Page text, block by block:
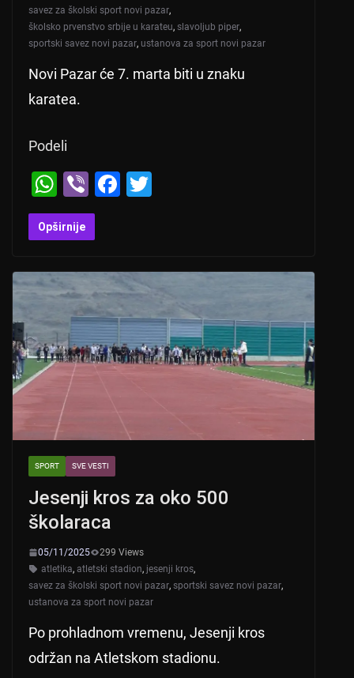
savez za školski sport novi pazar,
školsko prvenstvo srbije u karateu, slavoljub piper,
sportski savez novi pazar, ustanova za sport novi pazar
Novi Pazar će 7. marta biti u znaku
karatea.
Podeli
W
h
at
A
p
p
Vi
b
er
F
b
o
o
k
Opširnije
SPORT SVE VESTI
Jesenji kros za oko 500
školaraca
05/11/2025
299 Views
atletika, atletski stadion, jesenji kros,
savez za školski sport novi pazar, sportski savez novi pazar,
ustanova za sport novi pazar
Po prohladnom vremenu, Jesenji kros
održan na Atletskom stadionu.